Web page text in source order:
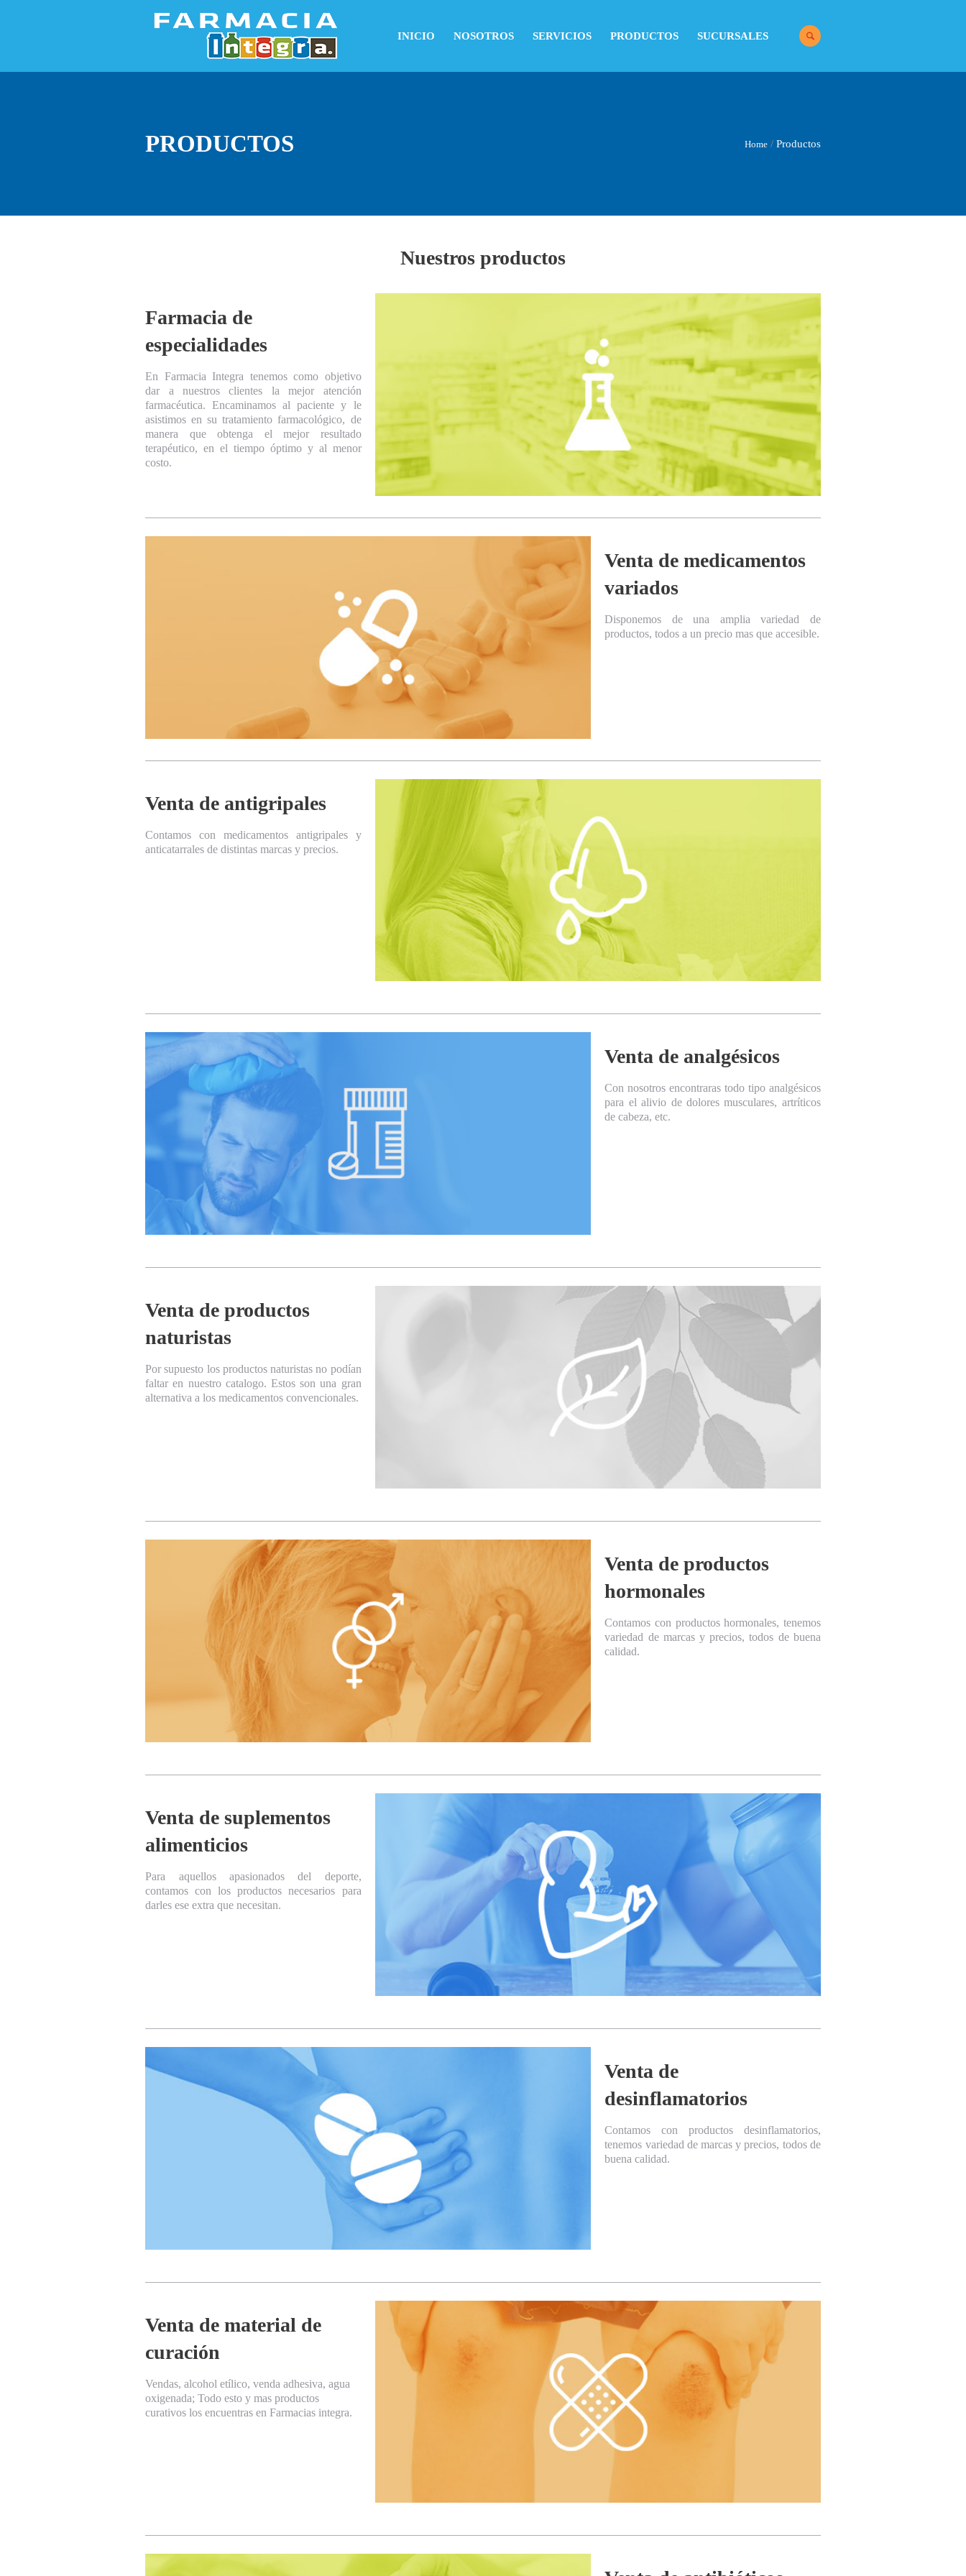
INICIO NOSOTROS SERVICIOS PRODUCTOS SUCURSALES
PRODUCTOS Home / Productos
Nuestros productos
Farmacia de
especialidades
En Farmacia Integra tenemos como objetivo
dar a nuestros clientes la mejor atención
farmacéutica. Encaminamos al paciente y le
asistimos en su tratamiento farmacológico, de
manera que obtenga el mejor resultado
terapéutico, en el tiempo óptimo y al menor
costo.
Venta de medicamentos
variados
Disponemos de una amplia variedad de
productos, todos a un precio mas que accesible.
Venta de antigripales
Contamos con medicamentos antigripales y
anticatarrales de distintas marcas y precios.
Venta de analgésicos
Con nosotros encontraras todo tipo analgésicos
para el alivio de dolores musculares, artríticos
de cabeza, etc.
Venta de productos
naturistas
Por supuesto los productos naturistas no podían
faltar en nuestro catalogo. Estos son una gran
alternativa a los medicamentos convencionales.
Venta de productos
hormonales
Contamos con productos hormonales, tenemos
variedad de marcas y precios, todos de buena
calidad.
Venta de suplementos
alimenticios
Para aquellos apasionados del deporte,
contamos con los productos necesarios para
darles ese extra que necesitan.
Venta de
desinflamatorios
Contamos con productos desinflamatorios,
tenemos variedad de marcas y precios, todos de
buena calidad.
Venta de material de
curación
Vendas, alcohol etílico, venda adhesiva, agua
oxigenada; Todo esto y mas productos
curativos los encuentras en Farmacias integra.